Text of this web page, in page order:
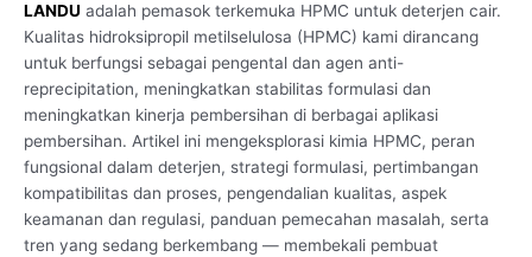
LANDU adalah pemasok terkemuka HPMC untuk deterjen cair.
Kualitas hidroksipropil metilselulosa (HPMC) kami dirancang
untuk berfungsi sebagai pengental dan agen anti-
reprecipitation, meningkatkan stabilitas formulasi dan
meningkatkan kinerja pembersihan di berbagai aplikasi
pembersihan. Artikel ini mengeksplorasi kimia HPMC, peran
fungsional dalam deterjen, strategi formulasi, pertimbangan
kompatibilitas dan proses, pengendalian kualitas, aspek
keamanan dan regulasi, panduan pemecahan masalah, serta
tren yang sedang berkembang — membekali pembuat